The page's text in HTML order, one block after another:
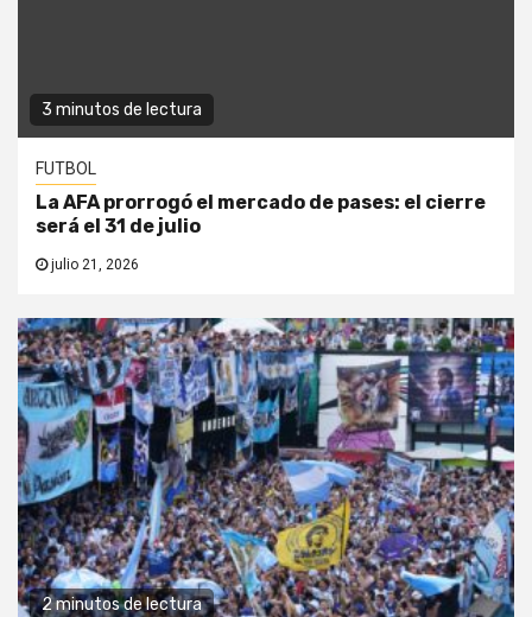
3 minutos de lectura
FUTBOL
La AFA prorrogó el mercado de pases: el cierre
será el 31 de julio
julio 21, 2026
2 minutos de lectura